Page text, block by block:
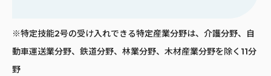
※特定技能2号の受け入れできる特定産業分野は、介護分野、自
動車運送業分野、鉄道分野、林業分野、木材産業分野を除く11分
野